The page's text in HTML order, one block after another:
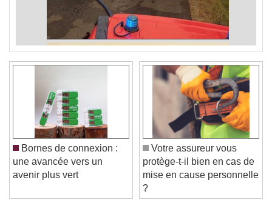
Bornes de connexion :
une avancée vers un
Votre assureur vous
protège-t-il bien en cas de
mise en cause personnelle
?